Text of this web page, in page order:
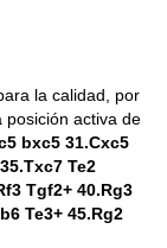
la calidad, por
posición activa de
bxc5 31.Cxc5
Te2
Tgf2+ 40.Rg3
Te3+ 45.Rg2